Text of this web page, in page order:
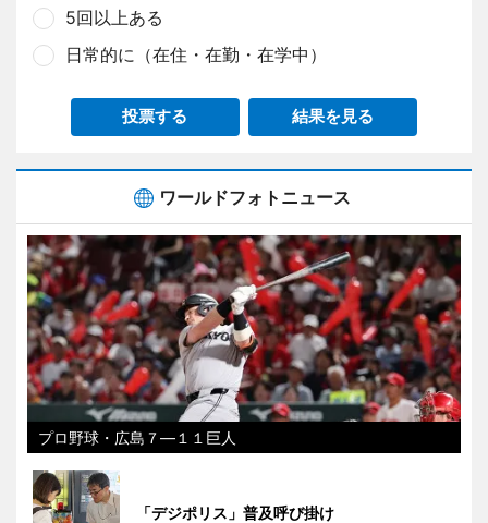
5回以上ある
日常的に（在住・在勤・在学中）
投票する 結果を見る
ワールドフォトニュース
プロ野球・広島７―１１巨人
「デジポリス」普及呼び掛け